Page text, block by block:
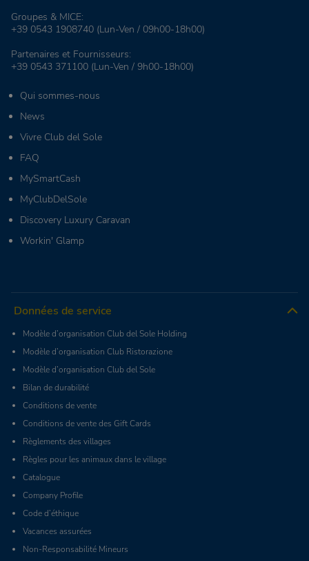
Groupes & MICE:
+39 0543 1908740 (Lun-Ven / 09h00-18h00)
Partenaires et Fournisseurs:
+39 0543 371100 (Lun-Ven / 9h00-18h00)
Qui sommes-nous
News
Vivre Club del Sole
FAQ
MySmartCash
MyClubDelSole
Discovery Luxury Caravan
Workin' Glamp
Données de service
Modèle d’organisation Club del Sole Holding
Modèle d’organisation Club Ristorazione
Modèle d’organisation Club del Sole
Bilan de durabilité
Conditions de vente
Conditions de vente des Gift Cards
Règlements des villages
Règles pour les animaux dans le village
Catalogue
Company Profile
Code d’éthique
Vacances assurées
Non-Responsabilité Mineurs